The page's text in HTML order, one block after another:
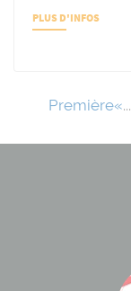
PLUS D'INFOS
Première«...